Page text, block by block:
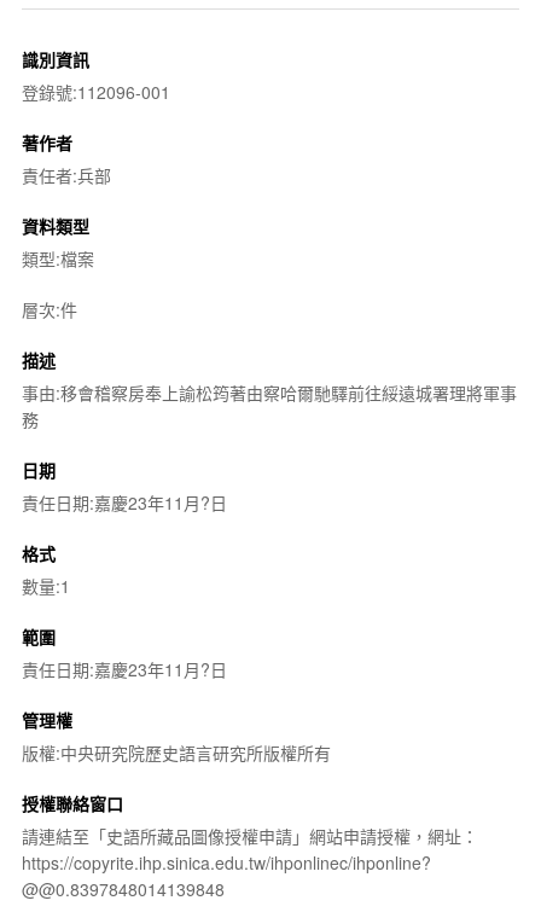
識別資訊
登錄號:112096-001
著作者
責任者:兵部
資料類型
類型:檔案
層次:件
描述
事由:移會稽察房奉上諭松筠著由察哈爾馳驛前往綏遠城署理將軍事
務
日期
責任日期:嘉慶23年11月?日
格式
數量:1
範圍
責任日期:嘉慶23年11月?日
管理權
版權:中央研究院歷史語言研究所版權所有
授權聯絡窗口
請連結至「史語所藏品圖像授權申請」網站申請授權，網址：
https://copyrite.ihp.sinica.edu.tw/ihponlinec/ihponline?
@@0.8397848014139848